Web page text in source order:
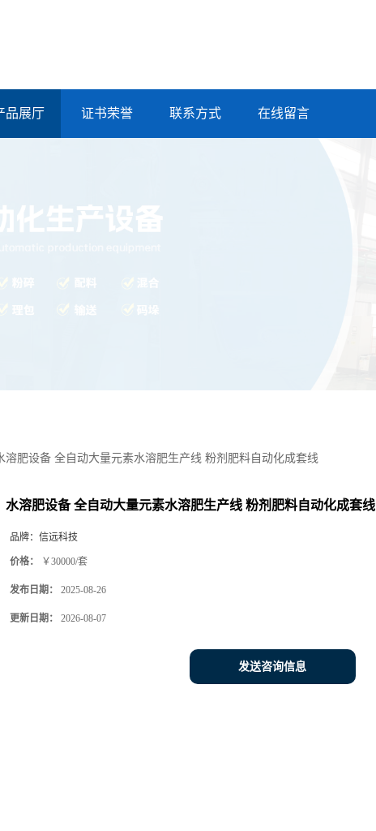
品展厅 证书荣誉 联系方式 在线留言
溶肥设备 全自动大量元素水溶肥生产线 粉剂肥料自动化成套线
水溶肥设备 全自动大量元素水溶肥生产线 粉剂肥料自动化成套线
品牌： 信远科技
价格： ￥30000/套
发布日期： 2025-08-26
更新日期： 2026-08-07
发送咨询信息